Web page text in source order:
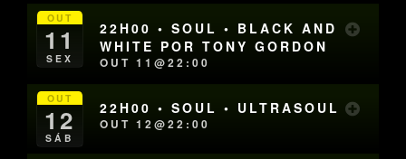
OUT
11
SEX
22H00 • SOUL • BLACK AND
WHITE POR TONY GORDON
OUT 11@22:00
OUT
12
SÁB
22H00 • SOUL • ULTRASOUL
OUT 12@22:00